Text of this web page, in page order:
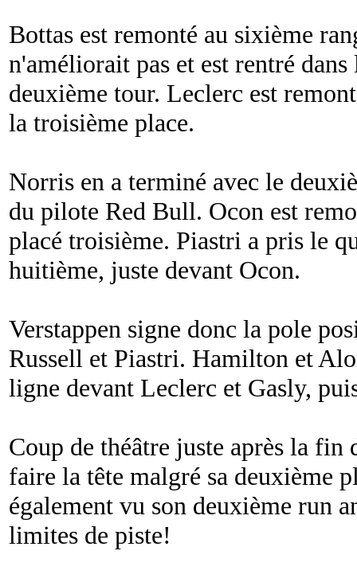
Bottas est remonté au sixième
n'améliorait pas et est rentré
deuxième tour. Leclerc est
la troisième place.
Norris en a terminé avec le
du pilote Red Bull. Ocon est
placé troisième. Piastri a pris le
huitième, juste devant Ocon.
Verstappen signe donc la pole
Russell et Piastri. Hamilton et
ligne devant Leclerc et Gasly,
Coup de théâtre juste après la
faire la tête malgré sa deuxième
également vu son deuxième run
limites de piste!